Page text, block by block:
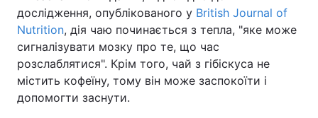
Спорт Наука
Техно і зв'язок Лайт
Зброя
дослідження, опублікованого у British Journal of
Nutrition, дія чаю починається з тепла, "яке може
сигналізувати мозку про те, що час
розслаблятися". Крім того, чай з гібіскуса не
містить кофеїну, тому він може заспокоїти і
допомогти заснути.